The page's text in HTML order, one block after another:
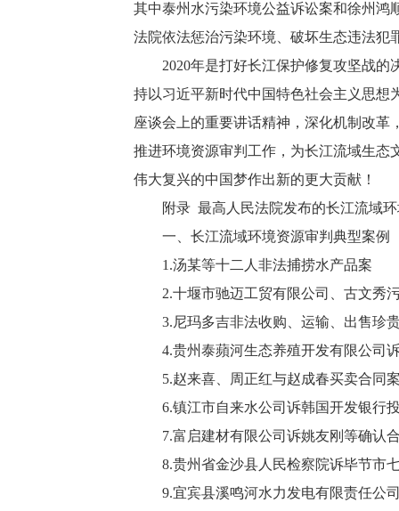
其中泰州水污染环境公益诉讼案和徐州鸿
法院依法惩治污染环境、破坏生态违法犯
2020年是打好长江保护修复攻坚战的
持以习近平新时代中国特色社会主义思想
座谈会上的重要讲话精神，深化机制改革
推进环境资源审判工作，为长江流域生态
伟大复兴的中国梦作出新的更大贡献！
附录 最高人民法院发布的长江流域环
一、长江流域环境资源审判典型案例（
1.汤某等十二人非法捕捞水产品案
2.十堰市驰迈工贸有限公司、古文秀
3.尼玛多吉非法收购、运输、出售珍
4.贵州泰蘋河生态养殖开发有限公司
5.赵来喜、周正红与赵成春买卖合同
6.镇江市自来水公司诉韩国开发银行
7.富启建材有限公司诉姚友刚等确认
8.贵州省金沙县人民检察院诉毕节市
9.宜宾县溪鸣河水力发电有限责任公